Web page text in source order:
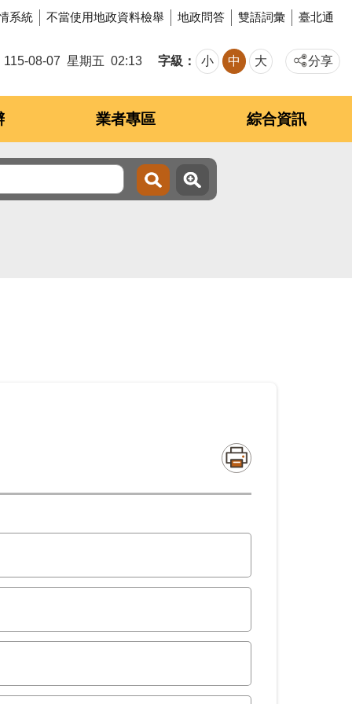
系統 不當使用地政資料檢舉 地政問答 雙語詞彙 臺北通
115-08-07 星期五 02:13 字級 小 中 大 分享
業者專區 綜合資訊